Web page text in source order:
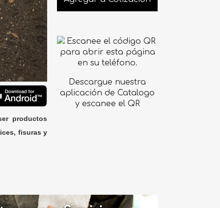
productos
fisuras y
Descargue nuestra
aplicación de Catalogo
y escanee el QR